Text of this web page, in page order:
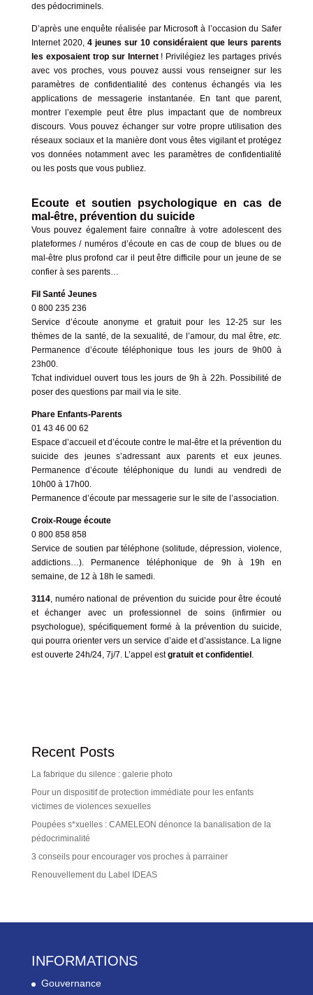
des pédocriminels.
D’après une enquête réalisée par Microsoft à l’occasion duSafer
Internet 2020, 4 jeunes sur 10 considéraient que leurs parents
les exposaient trop sur Internet! Privilégiez les partages privés
avec vos proches, vous pouvez aussi vous renseigner sur les
paramètres de confidentialité des contenus échangés via les
applications de messagerie instantanée. En tant que parent,
montrer l’exemple peut être plus impactant que de nombreux
discours. Vous pouvez échanger sur votre propre utilisation des
réseaux sociaux et la manière dont vous êtes vigilant et protégez
vos données notamment avec les paramètres de confidentialité
ou les posts que vous publiez.
Ecoute et soutien psychologique en cas de
mal-être, prévention du suicide
Vous pouvez également faire connaître à votre adolescent des
plateformes / numéros d’écoute en cas de coup de blues ou de
mal-être plus profond car il peut être difficile pour un jeune de se
confier à ses parents…
Fil Santé Jeunes
0 800 235 236
Service d’écoute anonyme et gratuit pour les 12-25 sur les
thèmes de la santé, de la sexualité, de l’amour, du mal être,etc.
Permanence d’écoute téléphonique tous les jours de 9h00 à
23h00.
Tchat individuel ouvert tous les jours de 9h à 22h. Possibilité de
poser des questions par mail via le site.
Phare Enfants-Parents
01 43 46 00 62
Espace d’accueil et d’écoute contre le mal-être et la prévention du
suicide des jeunes s’adressant aux parents et eux jeunes.
Permanence d’écoute téléphonique du lundi au vendredi de
10h00 à 17h00.
Permanence d’écoute par messagerie sur le site de l’association.
Croix-Rouge écoute
0 800 858 858
Service de soutien par téléphone (solitude, dépression, violence,
addictions…). Permanence téléphonique de 9h à 19h en
semaine, de 12 à 18h le samedi.
3114, numéro national de prévention du suicide pour être écouté
et échanger avec un professionnel de soins (infirmier ou
psychologue), spécifiquement formé à la prévention du suicide,
qui pourra orienter vers un service d’aide et d’assistance. La ligne
est ouverte 24h/24, 7j/7. L’appel estgratuit et confidentiel.
Recent Posts
La fabrique du silence : galerie photo
Pour un dispositif de protection immédiate pour les enfants
victimes de violences sexuelles
Poupées s*xuelles : CAMELEON dénonce la banalisation de la
pédocriminalité
3 conseils pour encourager vos proches à parrainer
Renouvellement du Label IDEAS
INFORMATIONS
Gouvernance